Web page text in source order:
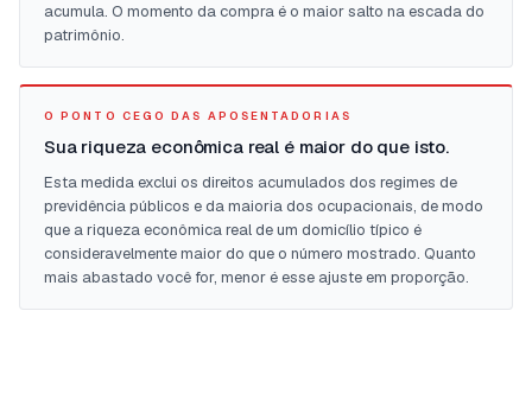
acumula. O momento da compra é o maior salto na escada do
patrimônio.
O PONTO CEGO DAS APOSENTADORIAS
Sua riqueza econômica real é maior do que isto.
Esta medida exclui os direitos acumulados dos regimes de
previdência públicos e da maioria dos ocupacionais, de modo
que a riqueza econômica real de um domicílio típico é
consideravelmente maior do que o número mostrado. Quanto
mais abastado você for, menor é esse ajuste em proporção.